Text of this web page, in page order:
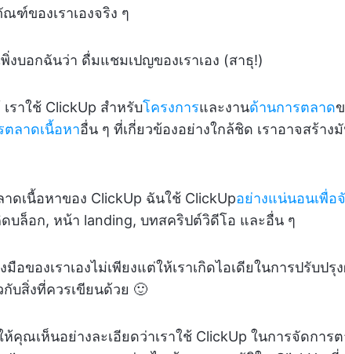
ฑ์ของเราเองจริง ๆ
งบอกฉันว่า ดื่มแชมเปญของเราเอง (สาธุ!)
ราใช้ ClickUp สำหรับโครงการและงานด้านการตลาด
ตลาดเนื้อหาอื่น ๆ ที่เกี่ยวข้องอย่างใกล้ชิด เราอาจสร้าง
ดเนื้อหาของ ClickUp ฉันใช้ ClickUpอย่างแน่นอนเพื่อ
บล็อก, หน้า landing, บทสคริปต์วิดีโอ และอื่น ๆ
มือของเราเองไม่เพียงแต่ให้เราเกิดไอเดียในการปรับ
กับสิ่งที่ควรเขียนด้วย 🙂
ณเห็นอย่างละเอียดว่าเราใช้ ClickUp ในการจัดการต